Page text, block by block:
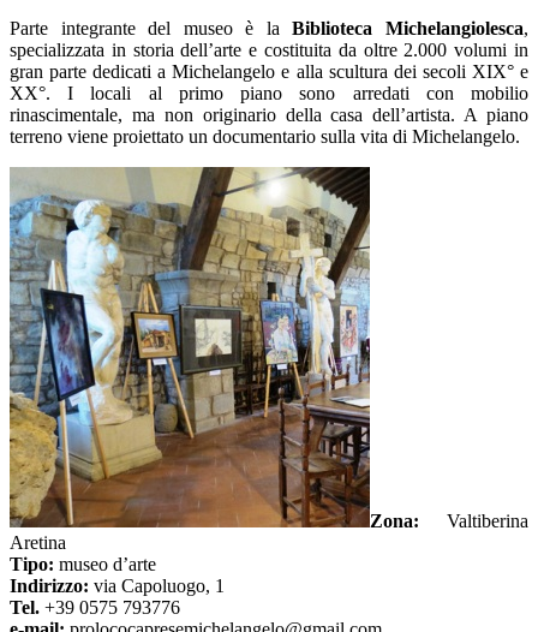
Parte integrante del museo è laBiblioteca Michelangiolesca,
specializzata in storia dell’arte e costituita da oltre 2.000 volumi in
gran parte dedicati a Michelangelo e alla scultura dei secoli XIX° e
XX°. I locali al primo piano sono arredati con mobilio
rinascimentale, ma non originario della casa dell’artista. A piano
terreno viene proiettato un documentario sulla vita di Michelangelo.
Zona: Valtiberina
Aretina
Tipo: museo d’arte
Indirizzo: via Capoluogo, 1
Tel. +39 0575 793776